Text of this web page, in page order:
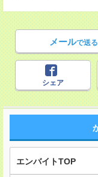
メールで送る
シェア
エンバイトTOP